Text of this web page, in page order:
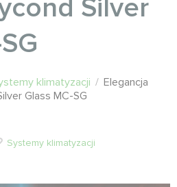
Silver
klimatyzacji / Elegancja
Glass MC-SG
Systemy klimatyzacji